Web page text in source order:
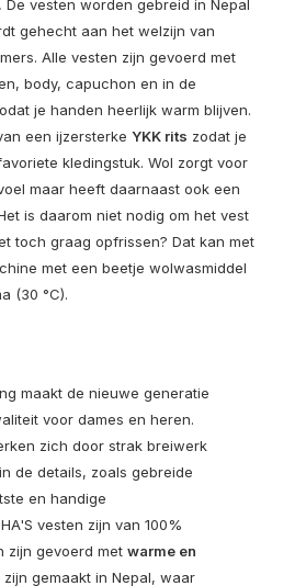
De vesten worden gebreid in Nepal
gehecht aan het welzijn van
Alle vesten zijn gevoerd met
body, capuchon en in de
je handen heerlijk warm blijven.
een ijzersterke YKK rits zodat je
kledingstuk. Wol zorgt voor
maar heeft daarnaast ook een
is daarom niet nodig om het vest
toch graag opfrissen? Dat kan met
met een beetje wolwasmiddel
(30 °C).
maakt de nieuwe generatie
voor dames en heren.
zich door strak breiwerk
de details, zoals gebreide
en handige
vesten zijn van 100%
zijn gevoerd met warme en
zijn gemaakt in Nepal, waar